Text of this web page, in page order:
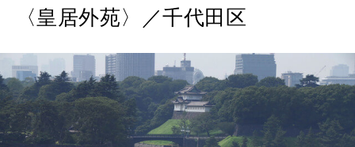
2026年9月号「北海道 おいしく遊ぶ、夏のご褒美旅。」
2026年8月号『お茶の時間です。』
2026年7月号「鎌倉 ローカルが 教えてくれた 本当の歩き方。」
2026年6月号「大銀座 トレンドが生まれる 新しい一流店へ。」
MAGAZINE MOOK
〈皇居外苑〉／千代田区